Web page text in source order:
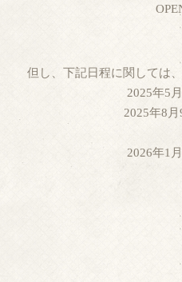
但し、下記日程に関しては
2025年5
2025年8
2026年1